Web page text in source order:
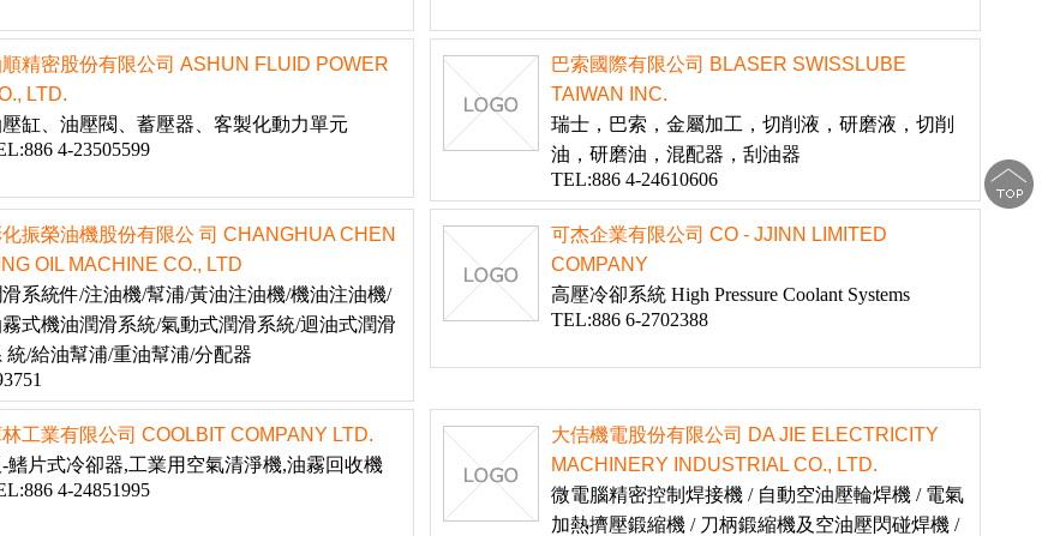
精密股份有限公司 ASHUN FLUID POWER
LTD.
缸、油壓閥、蓄壓器、客製化動力單元
4-23505599
巴索國際有限公司 BLASER SWISSLUBE
TAIWAN INC.
瑞士，巴索，金屬加工，切削液，研磨液，切削
油，研磨油，混配器，刮油器
TEL:886 4-24610606
振榮油機股份有限公 司 CHANGHUA CHEN
OIL MACHINE CO., LTD
系統件/注油機/幫浦/黃油注油機/機油注油機/
式機油潤滑系統/氣動式潤滑系統/迴油式潤滑
統/給油幫浦/重油幫浦/分配器
可杰企業有限公司 CO - JJINN LIMITED
COMPANY
高壓冷卻系統 High Pressure Coolant Systems
TEL:886 6-2702388
林工業有限公司 COOLBIT COMPANY LTD.
鰭片式冷卻器,工業用空氣清淨機,油霧回收機
4-24851995
大佶機電股份有限公司 DA JIE ELECTRICITY
MACHINERY INDUSTRIAL CO., LTD.
微電腦精密控制焊接機 / 自動空油壓輪焊機 / 電氣
加熱擠壓鍛縮機 / 刀柄鍛縮機及空油壓閃碰焊機 /